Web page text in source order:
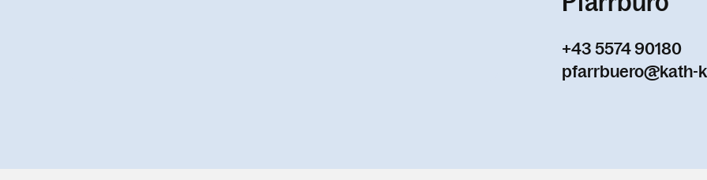
+43 5574 90180
pfarrbuero@kath-